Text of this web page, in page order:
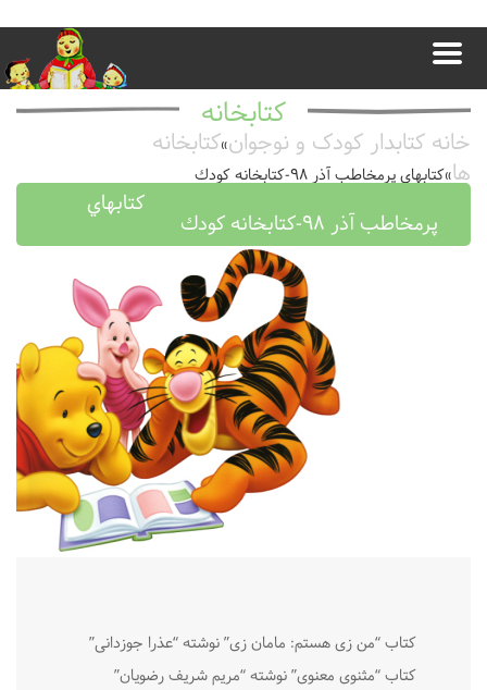
کتابخانه
خانه کتابدار کودک و نوجوان»کتابخانه
ها»كتابهاي پرمخاطب آذر ٩٨-كتابخانه كودك
كتابهاي
پرمخاطب آذر ٩٨-كتابخانه كودك
کتاب “من زی هستم: مامان زی” نوشته “عذرا جوزدانی”
کتاب “مثنوی معنوی” نوشته “مریم شریف رضویان”